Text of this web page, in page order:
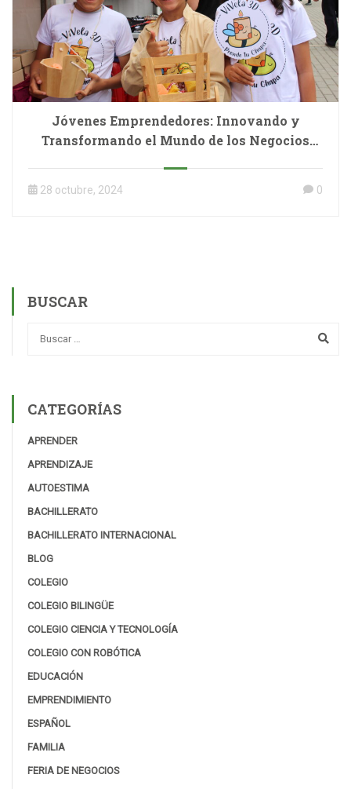
Jóvenes Emprendedores: Innovando y
Transformando el Mundo de los Negocios
28 octubre, 2024 0
BUSCAR
CATEGORÍAS
APRENDER
APRENDIZAJE
AUTOESTIMA
BACHILLERATO
BACHILLERATO INTERNACIONAL
BLOG
COLEGIO
COLEGIO BILINGÜE
COLEGIO CIENCIA Y TECNOLOGÍA
COLEGIO CON ROBÓTICA
EDUCACIÓN
EMPRENDIMIENTO
ESPAÑOL
FAMILIA
FERIA DE NEGOCIOS